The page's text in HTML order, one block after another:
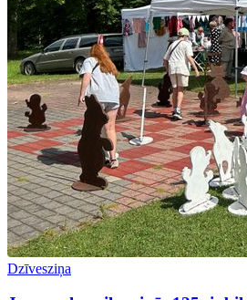
Dzīvesziņa